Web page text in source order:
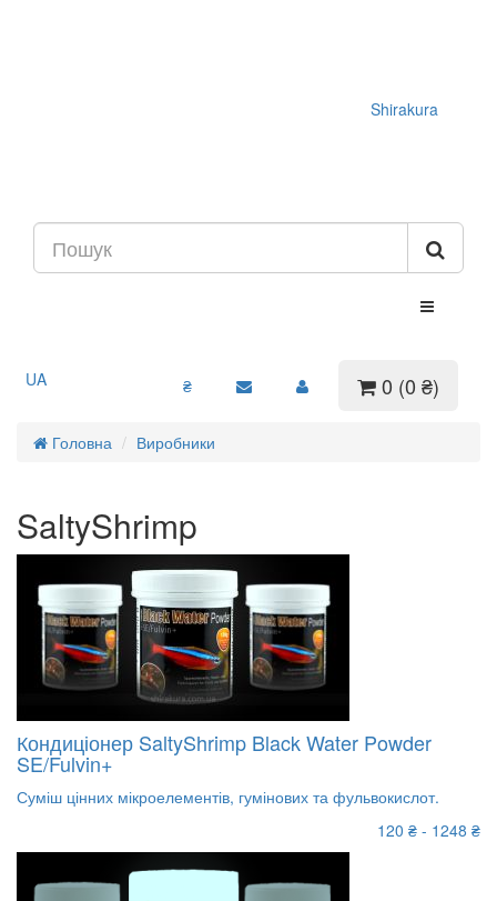
Shirakura
UA ₴ 0 (0 ₴)
Головна Виробники
SaltyShrimp
Кондиціонер SaltyShrimp Black Water Powder
SE/Fulvin+
Суміш цінних мікроелементів, гумінових та фульвокислот.
120 ₴ - 1248 ₴